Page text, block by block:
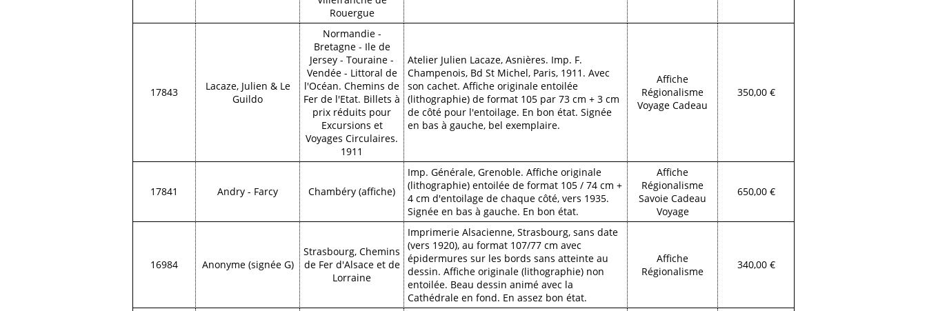
Rouergue
17843
Lacaze, Julien & Le
Guildo
Normandie -
Bretagne - Ile de
Jersey - Touraine -
Vendée - Littoral de
l'Océan. Chemins de
Fer de l'Etat. Billets à
prix réduits pour
Excursions et
Voyages Circulaires.
1911
Atelier Julien Lacaze, Asnières. Imp. F.
Champenois, Bd St Michel, Paris, 1911. Avec
son cachet. Affiche originale entoilée
(lithographie) de format 105 par 73 cm + 3 cm
de côté pour l'entoilage. En bon état. Signée
en bas à gauche, bel exemplaire.
Affiche
Régionalisme
Voyage Cadeau
350,00 €
17841 Andry - Farcy Chambéry (affiche)
Imp. Générale, Grenoble. Affiche originale
(lithographie) entoilée de format 105 / 74 cm +
4 cm d'entoilage de chaque côté, vers 1935.
Signée en bas à gauche. En bon état.
Affiche
Régionalisme
Savoie Cadeau
Voyage
650,00 €
16984 Anonyme (signée G)
Strasbourg, Chemins
de Fer d'Alsace et de
Lorraine
Imprimerie Alsacienne, Strasbourg, sans date
(vers 1920), au format 107/77 cm avec
épidermures sur les bords sans atteinte au
dessin. Affiche originale (lithographie) non
entoilée. Beau dessin animé avec la
Cathédrale en fond. En assez bon état.
Affiche
Régionalisme
340,00 €